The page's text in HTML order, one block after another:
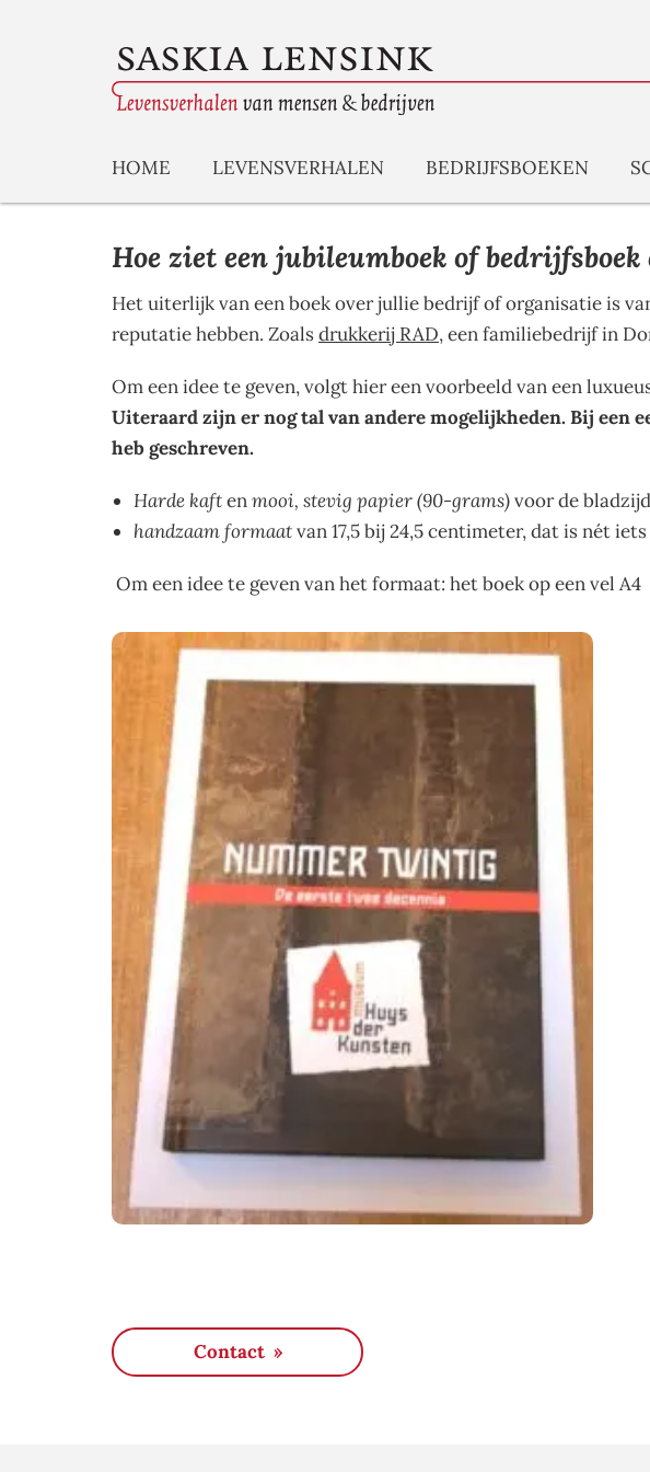
HOME LEVENSVERHALEN BEDRIJFSBOEKEN
Hoe ziet een jubileumboek of
Het uiterlijk van een boek over jullie bedrijf of organisatie is
reputatie hebben. Zoalsdrukkerij RAD, een familiebedrijf in
Om een idee te geven, volgt hier een voorbeeld van een
Uiteraard zijn er nog tal van andere mogelijkheden. Bij een
heb geschreven.
Harde kaftenmooi, stevig papier (90-grams)voor de
handzaam formaatvan 17,5 bij 24,5 centimeter, dat is nét
Om een idee te geven van het formaat: het boek op een vel A4
Contact »